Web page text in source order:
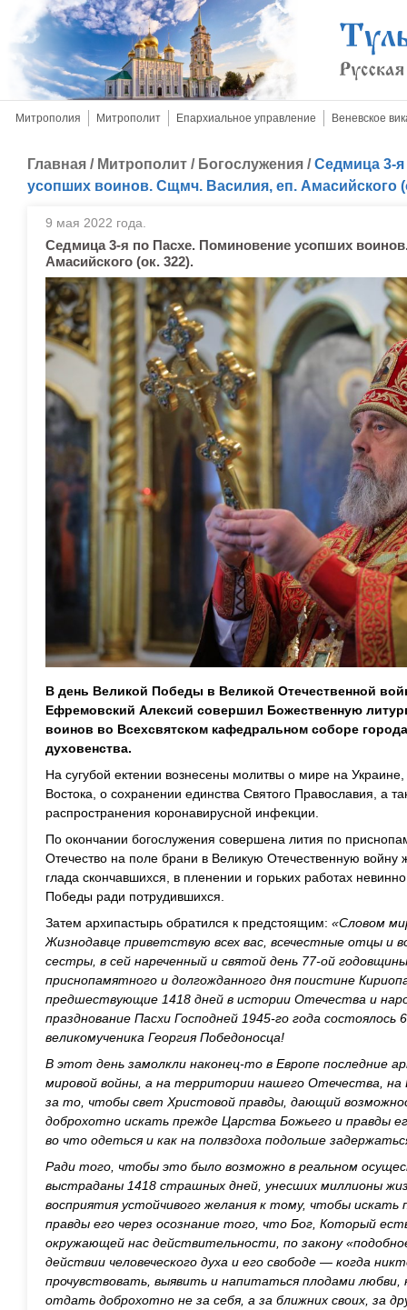
Митрополия Митрополит Епархиальное управление Веневское
Главная / Митрополит / Богослужения /Седмица 3-
усопших воинов. Сщмч. Василия, еп. Амасийского
9 мая 2022 года.
Седмица 3-я по Пасхе. Поминовение усопших
Амасийского (ок. 322).
В день Великой Победы в Великой Отечественной
Ефремовский Алексий совершил Божественную
воинов во Всехсвятском кафедральном соборе
духовенства.
На сугубой ектении вознесены молитвы о мире на
Востока, о сохранении единства Святого Православия, а
распространения коронавирусной инфекции.
По окончании богослужения совершена лития по
Отечество на поле брани в Великую Отечественную
глада скончавшихся, в пленении и горьких работах
Победы ради потрудившихся.
Затем архипастырь обратился к предстоящим: «Словом
Жизнодавце приветствую всех вас, всечестные отцы и
сестры, в сей нареченный и святой день 77-ой
приснопамятного и долгожданного дня поистине
предшествующие 1418 дней в истории Отечества и
празднование Пасхи Господней 1945-го года состоялось
великомученика Георгия Победоносца!
В этот день замолкли наконец-то в Европе последние
мировой войны, а на территории нашего Отечества, на
за то, чтобы свет Христовой правды, дающий
доброхотно искать прежде Царства Божьего и правды
во что одеться и как на полвздоха подольше
Ради того, чтобы это было возможно в реальном
выстраданы 1418 страшных дней, унесших миллионы
восприятия устойчивого желания к тому, чтобы искать
правды его через осознание того, что Бог, Который
окружающей нас действительности, по закону
действии человеческого духа и его свободе — когда
прочувствовать, выявить и напитаться плодами любви,
отдать доброхотно не за себя, а за ближних своих, за